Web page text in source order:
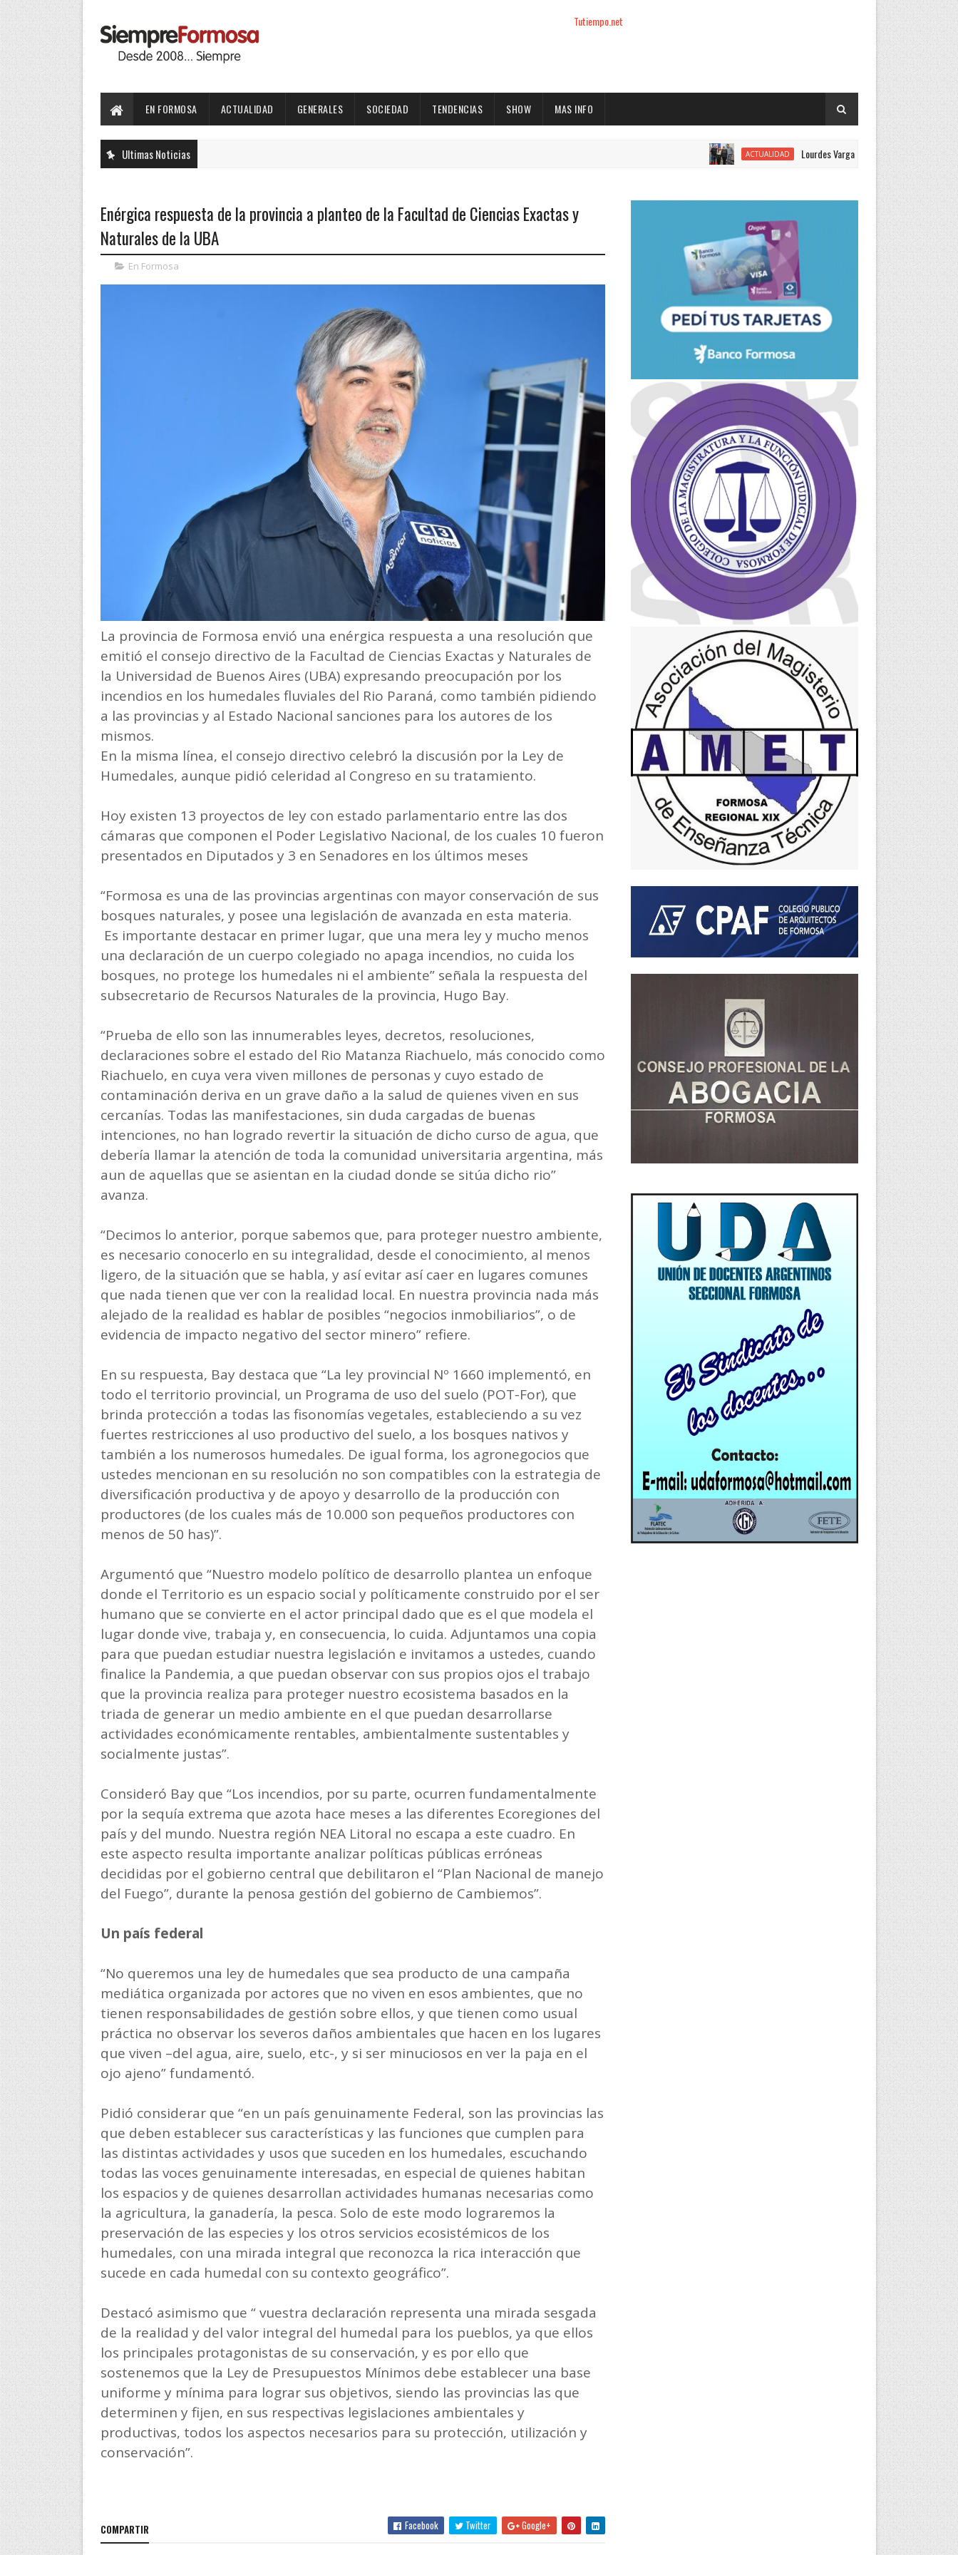
Tutiempo.net
EN FORMOSA ACTUALIDAD GENERALES SOCIEDAD TENDENCIAS SHOW MAS INFO
Ultimas Noticias ACTUALIDAD Lourdes Vargas juró como concejal por el
Enérgica respuesta de la provincia a planteo de la Facultad de Ciencias Exactas y
Naturales de la UBA
En Formosa
La provincia de Formosa envió una enérgica respuesta a una resolución que
emitió el consejo directivo de la Facultad de Ciencias Exactas y Naturales de
la Universidad de Buenos Aires (UBA) expresando preocupación por los
incendios en los humedales fluviales del Rio Paraná, como también pidiendo
a las provincias y al Estado Nacional sanciones para los autores de los
mismos.
En la misma línea, el consejo directivo celebró la discusión por la Ley de
Humedales, aunque pidió celeridad al Congreso en su tratamiento.
Hoy existen 13 proyectos de ley con estado parlamentario entre las dos
cámaras que componen el Poder Legislativo Nacional, de los cuales 10 fueron
presentados en Diputados y 3 en Senadores en los últimos meses
“Formosa es una de las provincias argentinas con mayor conservación de sus
bosques naturales, y posee una legislación de avanzada en esta materia.
Es importante destacar en primer lugar, que una mera ley y mucho menos
una declaración de un cuerpo colegiado no apaga incendios, no cuida los
bosques, no protege los humedales ni el ambiente” señala la respuesta del
subsecretario de Recursos Naturales de la provincia, Hugo Bay.
“Prueba de ello son las innumerables leyes, decretos, resoluciones,
declaraciones sobre el estado del Rio Matanza Riachuelo, más conocido como
Riachuelo, en cuya vera viven millones de personas y cuyo estado de
contaminación deriva en un grave daño a la salud de quienes viven en sus
cercanías. Todas las manifestaciones, sin duda cargadas de buenas
intenciones, no han logrado revertir la situación de dicho curso de agua, que
debería llamar la atención de toda la comunidad universitaria argentina, más
aun de aquellas que se asientan en la ciudad donde se sitúa dicho rio”
avanza.
“Decimos lo anterior, porque sabemos que, para proteger nuestro ambiente,
es necesario conocerlo en su integralidad, desde el conocimiento, al menos
ligero, de la situación que se habla, y así evitar así caer en lugares comunes
que nada tienen que ver con la realidad local. En nuestra provincia nada más
alejado de la realidad es hablar de posibles “negocios inmobiliarios”, o de
evidencia de impacto negativo del sector minero” refiere.
En su respuesta, Bay destaca que “La ley provincial Nº 1660 implementó, en
todo el territorio provincial, un Programa de uso del suelo (POT-For), que
brinda protección a todas las fisonomías vegetales, estableciendo a su vez
fuertes restricciones al uso productivo del suelo, a los bosques nativos y
también a los numerosos humedales. De igual forma, los agronegocios que
ustedes mencionan en su resolución no son compatibles con la estrategia de
diversificación productiva y de apoyo y desarrollo de la producción con
productores (de los cuales más de 10.000 son pequeños productores con
menos de 50 has)”.
Argumentó que “Nuestro modelo político de desarrollo plantea un enfoque
donde el Territorio es un espacio social y políticamente construido por el ser
humano que se convierte en el actor principal dado que es el que modela el
lugar donde vive, trabaja y, en consecuencia, lo cuida. Adjuntamos una copia
para que puedan estudiar nuestra legislación e invitamos a ustedes, cuando
finalice la Pandemia, a que puedan observar con sus propios ojos el trabajo
que la provincia realiza para proteger nuestro ecosistema basados en la
triada de generar un medio ambiente en el que puedan desarrollarse
actividades económicamente rentables, ambientalmente sustentables y
socialmente justas”.
Consideró Bay que “Los incendios, por su parte, ocurren fundamentalmente
por la sequía extrema que azota hace meses a las diferentes Ecoregiones del
país y del mundo. Nuestra región NEA Litoral no escapa a este cuadro. En
este aspecto resulta importante analizar políticas públicas erróneas
decididas por el gobierno central que debilitaron el “Plan Nacional de manejo
del Fuego”, durante la penosa gestión del gobierno de Cambiemos”.
Un país federal
“No queremos una ley de humedales que sea producto de una campaña
mediática organizada por actores que no viven en esos ambientes, que no
tienen responsabilidades de gestión sobre ellos, y que tienen como usual
práctica no observar los severos daños ambientales que hacen en los lugares
que viven –del agua, aire, suelo, etc-, y si ser minuciosos en ver la paja en el
ojo ajeno” fundamentó.
Pidió considerar que “en un país genuinamente Federal, son las provincias las
que deben establecer sus características y las funciones que cumplen para
las distintas actividades y usos que suceden en los humedales, escuchando
todas las voces genuinamente interesadas, en especial de quienes habitan
los espacios y de quienes desarrollan actividades humanas necesarias como
la agricultura, la ganadería, la pesca. Solo de este modo lograremos la
preservación de las especies y los otros servicios ecosistémicos de los
humedales, con una mirada integral que reconozca la rica interacción que
sucede en cada humedal con su contexto geográfico”.
Destacó asimismo que “ vuestra declaración representa una mirada sesgada
de la realidad y del valor integral del humedal para los pueblos, ya que ellos
los principales protagonistas de su conservación, y es por ello que
sostenemos que la Ley de Presupuestos Mínimos debe establecer una base
uniforme y mínima para lograr sus objetivos, siendo las provincias las que
determinen y fijen, en sus respectivas legislaciones ambientales y
productivas, todos los aspectos necesarios para su protección, utilización y
conservación”.
COMPARTIR Facebook Twitter Google+